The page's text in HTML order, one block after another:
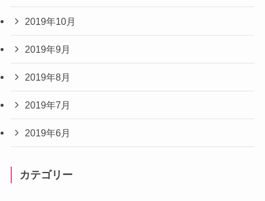
2019年10月
2019年9月
2019年8月
2019年7月
2019年6月
カテゴリー